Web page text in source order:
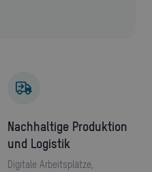
Nachhaltige Produktion
und Logistik
Digitale Arbeitsplätze,